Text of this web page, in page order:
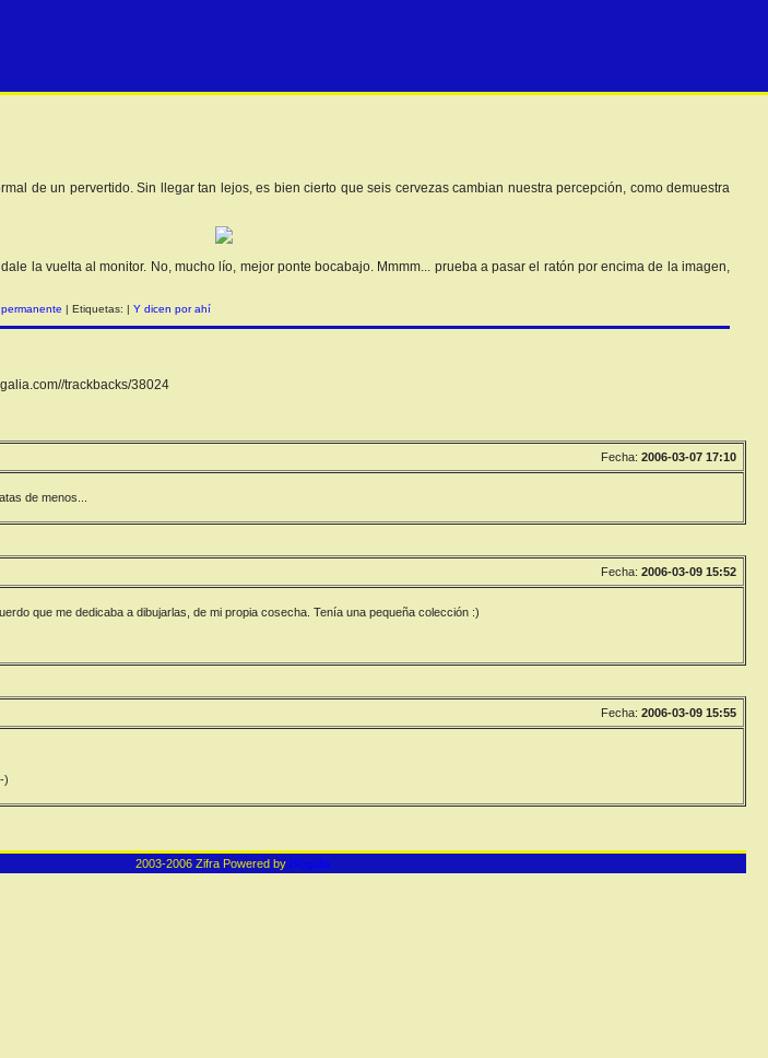
de un pervertido. Sin llegar tan lejos, es bien cierto que seis cervezas cambian nuestra percepción, como demuestra
la vuelta al monitor. No, mucho lío, mejor ponte bocabajo. Mmmm... prueba a pasar el ratón por encima de la imagen,
| Etiquetas: |Y dicen por ahí
trackbacks/38024
Fecha: 2006-03-07 17:10
de menos...
Fecha: 2006-03-09 15:52
que me dedicaba a dibujarlas, de mi propia cosecha. Tenía una pequeña colección :)
Fecha: 2006-03-09 15:55
)
2003-2006 Zifra Powered by Blogalia